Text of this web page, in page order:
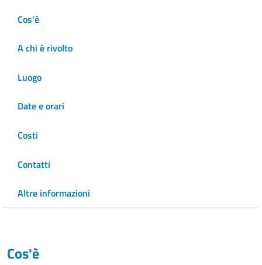
Cos'è
A chi è rivolto
Luogo
Date e orari
Costi
Contatti
Altre informazioni
Cos'è